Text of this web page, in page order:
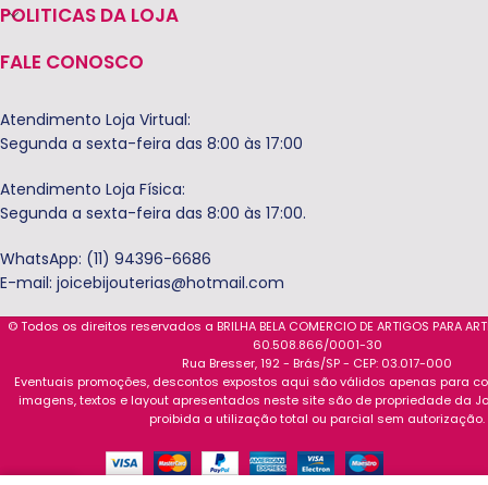
POLITICAS DA LOJA
FALE CONOSCO
Atendimento Loja Virtual:
Segunda a sexta-feira das 8:00 às 17:00
Atendimento Loja Física:
Segunda a sexta-feira das 8:00 às 17:00.
WhatsApp: (11) 94396-6686
E-mail: joicebijouterias@hotmail.com
© Todos os direitos reservados a BRILHA BELA COMERCIO DE ARTIGOS PARA
60.508.866/0001-30
Rua Bresser, 192 - Brás/SP - CEP: 03.017-000
Eventuais promoções, descontos expostos aqui são válidos apenas para
imagens, textos e layout apresentados neste site são de propriedade da
proibida a utilização total ou parcial sem autorização.